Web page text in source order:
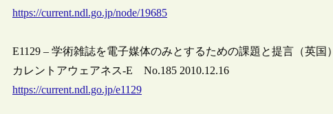
https://current.ndl.go.jp/node/19685
E1129 – 学術雑誌を電子媒体のみとするための課題と提言（英国）
カレントアウェアネス-E No.185 2010.12.16
https://current.ndl.go.jp/e1129